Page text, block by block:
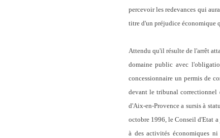
percevoir les redevances qui
titre d'un préjudice économique
Attendu qu'il résulte de l'arrêt
domaine public avec
concessionnaire un permis de
devant le tribunal correctionnel
d'Aix-en-Provence a sursis à
octobre 1996, le Conseil d'Etat
à des activités économiques